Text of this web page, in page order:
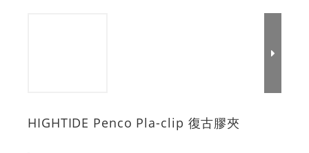
HIGHTIDE Penco Pla-clip 復古膠夾